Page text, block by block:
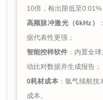
10倍，检出限低至0.01%
高频脉冲激光（6kHz）
据代表性更强；
智能控样软件：内置全
动比对数据并生成报告；
0耗材成本：氩气续航技
成本。